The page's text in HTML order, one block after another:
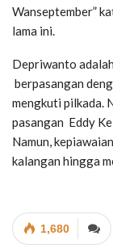
Wanseptember”
lama ini.
Depriwanto
berpasangan
mengkuti pilkada.
pasangan Eddy
Namun,
kalangan hingga
1,680